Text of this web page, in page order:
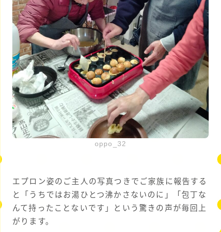
oppo_32
エプロン姿のご主人の写真つきでご家族に報告する
と「うちではお湯ひとつ沸かさないのに」「包丁な
んて持ったことないです」という驚きの声が毎回上
がります。